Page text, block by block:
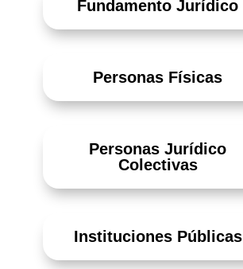
Fundamento Jurídico
Personas Físicas
Personas Jurídico
Colectivas
Instituciones Públicas